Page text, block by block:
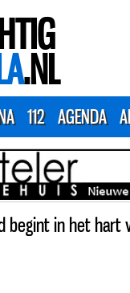
.NL
112 AGENDA
begint in het hart